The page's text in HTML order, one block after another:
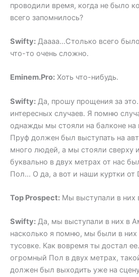
проводили время, когда не было
всего запомнилось?
Swifty: Даааа…Столько всего
что-то очень сложно.
Eminem.Pro: Хоть что-нибудь.
Swifty: Да, прошу прощения за
интересных случаев. Я помню
однажды мы стояли на балконе на
Пруф должен был выступать на
много людей, а мы стояли сверху
буквально в двух метрах от нас
Пол… О да, а вот и наши куртки от
Top Prospect: Мы выступали в них
Swifty: Да, мы выступали в них в
насколько я помню, мы были в них
тусовке. Как вовремя ты достал
огромный Пол в двух метрах,
должен был выходить уже на